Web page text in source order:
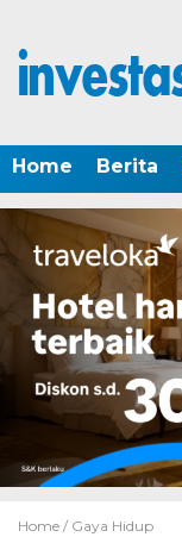
Home Berita
Home / Gaya Hidup